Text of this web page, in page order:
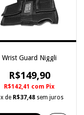
Wrist Guard Niggli
R$149,90
R$142,41 com Pix
x de R$37,48 sem juros